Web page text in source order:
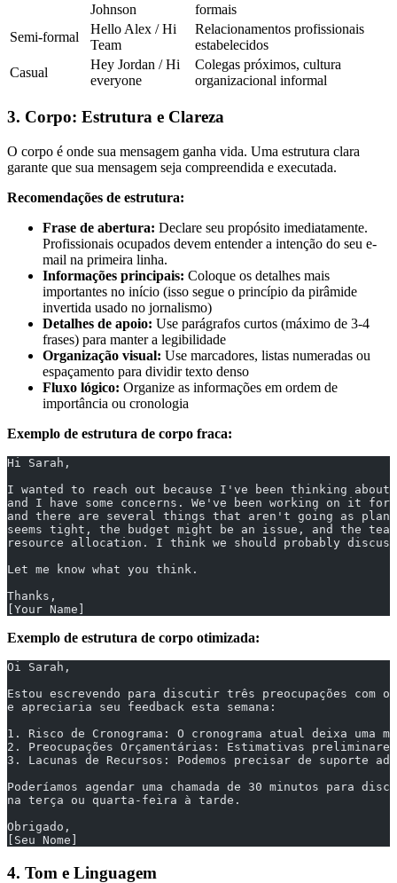
Johnson
formais
Semi-formal
Hello Alex / Hi
Team
Relacionamentos profissionais
estabelecidos
Casual
Hey Jordan / Hi
everyone
Colegas próximos, cultura
organizacional informal
3. Corpo: Estrutura e Clareza
O corpo é onde sua mensagem ganha vida. Uma estrutura clara
garante que sua mensagem seja compreendida e executada.
Recomendações de estrutura:
Frase de abertura: Declare seu propósito imediatamente.
Profissionais ocupados devem entender a intenção do seu e-
mail na primeira linha.
Informações principais: Coloque os detalhes mais
importantes no início (isso segue o princípio da pirâmide
invertida usado no jornalismo)
Detalhes de apoio: Use parágrafos curtos (máximo de 3-4
frases) para manter a legibilidade
Organização visual: Use marcadores, listas numeradas ou
espaçamento para dividir texto denso
Fluxo lógico: Organize as informações em ordem de
importância ou cronologia
Exemplo de estrutura de corpo fraca:
Hi Sarah,
I wanted to reach out because I've been thinking
and I have some concerns. We've been working on it
and there are several things that aren't going as
seems tight, the budget might be an issue, and the
resource allocation. I think we should probably
Let me know what you think.
Thanks,
[Your Name]
Exemplo de estrutura de corpo otimizada:
Oi Sarah,
Estou escrevendo para discutir três preocupações com
e apreciaria seu feedback esta semana:
1. Risco de Cronograma: O cronograma atual deixa uma
2. Preocupações Orçamentárias: Estimativas preliminares
3. Lacunas de Recursos: Podemos precisar de suporte
Poderíamos agendar uma chamada de 30 minutos para
na terça ou quarta-feira à tarde.
Obrigado,
[Seu Nome]
4. Tom e Linguagem